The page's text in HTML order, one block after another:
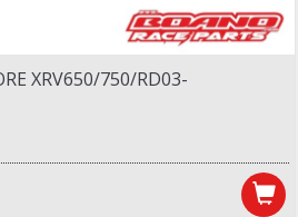
XRV650/750/RD03-